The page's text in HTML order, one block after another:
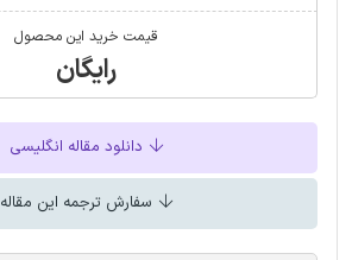
قیمت خرید این محصول
رایگان
دانلود مقاله انگلیسی
سفارش ترجمه این مقاله